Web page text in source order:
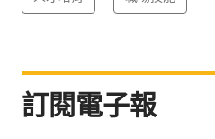
訂閱電子報